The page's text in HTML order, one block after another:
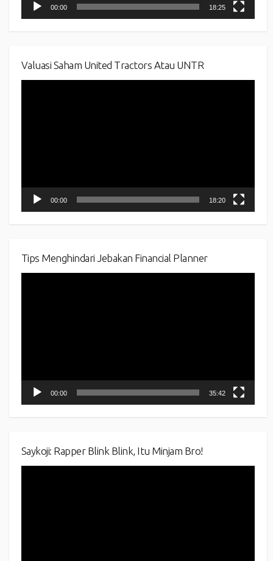
00:00 18:25
Valuasi Saham United Tractors Atau UNTR
00:00 18:20
Tips Menghindari Jebakan Financial Planner
00:00 35:42
Saykoji: Rapper Blink Blink, Itu Minjam Bro!